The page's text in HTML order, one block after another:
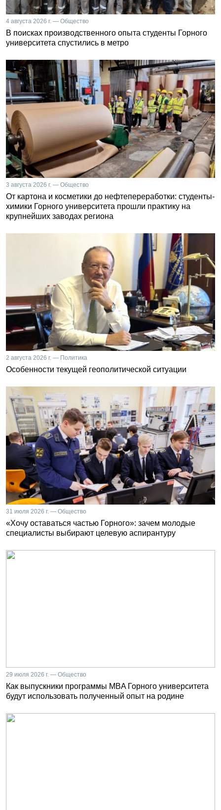
4 августа 2026 г. — Общество
В поисках производственного опыта студенты Горного
университета спустились в метро
3 августа 2026 г. — Общество
От картона и косметики до нефтепереработки: студенты-
химики Горного университета прошли практику на
крупнейших заводах региона
2 августа 2026 г. — Политика
Особенности текущей геополитической ситуации
31 июля 2026 г. — Общество
«Хочу оставаться частью Горного»: зачем молодые
специалисты выбирают целевую аспирантуру
29 июля 2026 г. — Общество
Как выпускники программы MBA Горного университета
будут использовать полученный опыт на родине